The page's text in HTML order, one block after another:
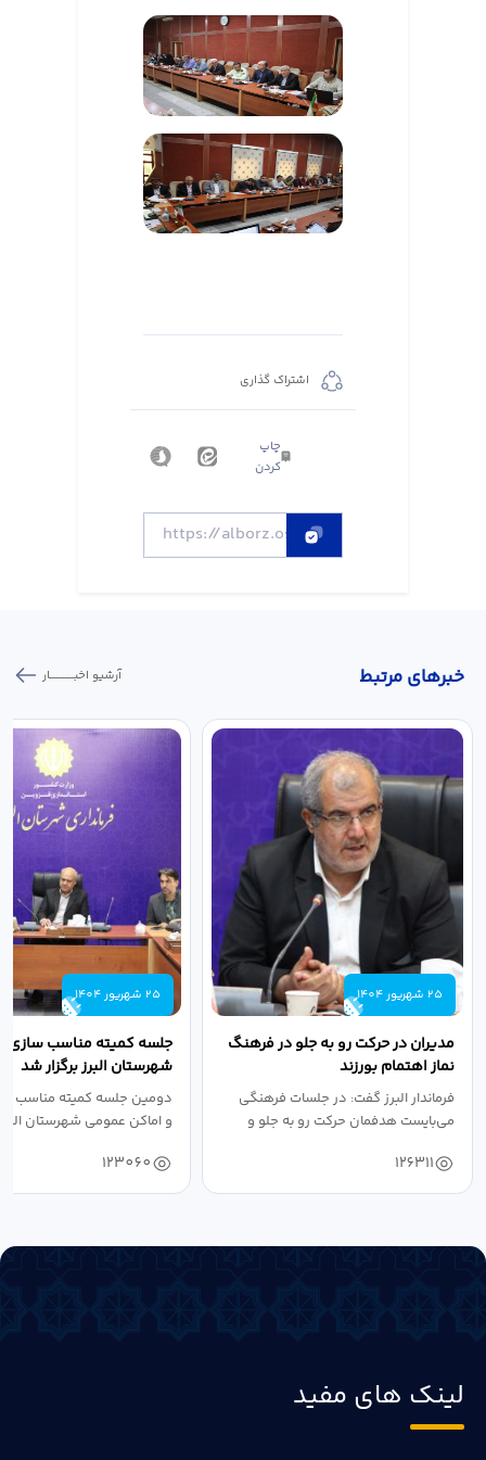
اشتراک گذاری
چاپ
کردن
خبر‌های مرتبط آرشیو اخبـــــــــــار
25 شهریور 1404
مدیران در حرکت رو به جلو در فرهنگ
نماز اهتمام بورزند
فرماندار البرز گفت: در جلسات فرهنگی
می‌بایست هدفمان حرکت رو به جلو و
126311
25 شهریور 1404
جلسه کمیته مناسب سازی
شهرستان البرز برگزار شد
دومین جلسه کمیته مناسب
و اماکن عمومی شهرستان
123060
لینک های مفید